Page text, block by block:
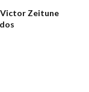
Zeitune